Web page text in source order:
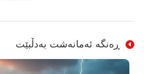
ڕەنگە ئەمانەشت بەدڵبێت